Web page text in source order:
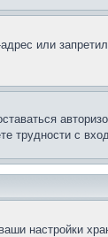
или
трудности с
настройки